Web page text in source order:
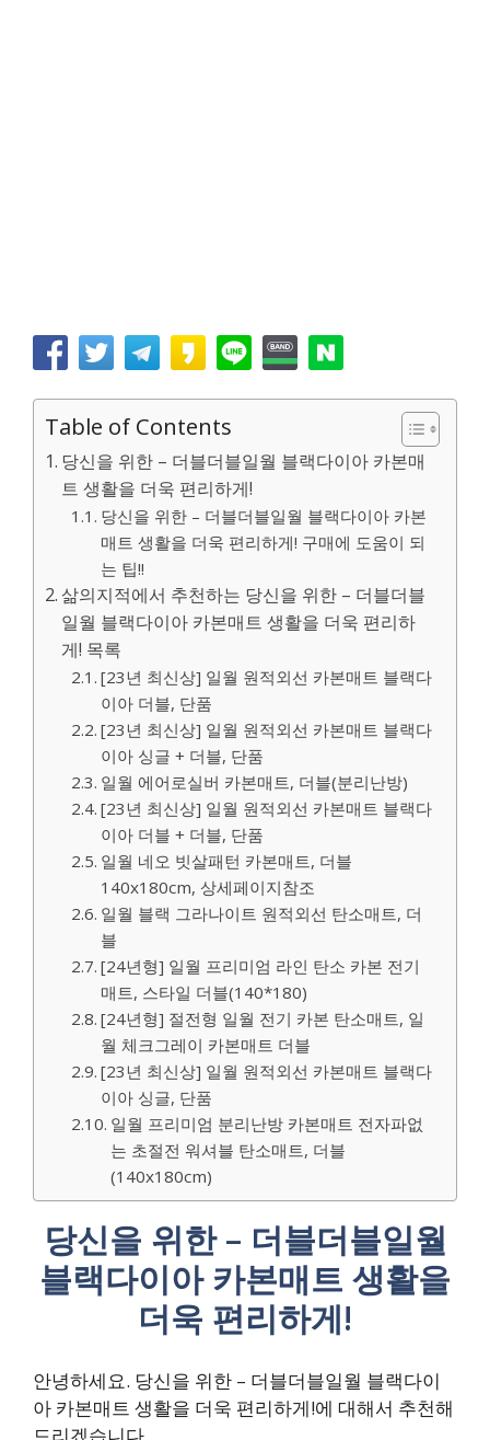
Table of Contents
당신을 위한 – 더블더블일월 블랙다이아 카본매
트 생활을 더욱 편리하게!
당신을 위한 – 더블더블일월 블랙다이아 카본
매트 생활을 더욱 편리하게! 구매에 도움이 되
는 팁!!
삶의지적에서 추천하는 당신을 위한 – 더블더블
일월 블랙다이아 카본매트 생활을 더욱 편리하
게! 목록
[23년 최신상] 일월 원적외선 카본매트 블랙다
이아 더블, 단품
[23년 최신상] 일월 원적외선 카본매트 블랙다
이아 싱글 + 더블, 단품
일월 에어로실버 카본매트, 더블(분리난방)
[23년 최신상] 일월 원적외선 카본매트 블랙다
이아 더블 + 더블, 단품
일월 네오 빗살패턴 카본매트, 더블
140x180cm, 상세페이지참조
일월 블랙 그라나이트 원적외선 탄소매트, 더
블
[24년형] 일월 프리미엄 라인 탄소 카본 전기
매트, 스타일 더블(140*180)
[24년형] 절전형 일월 전기 카본 탄소매트, 일
월 체크그레이 카본매트 더블
[23년 최신상] 일월 원적외선 카본매트 블랙다
이아 싱글, 단품
일월 프리미엄 분리난방 카본매트 전자파없
는 초절전 워셔블 탄소매트, 더블
(140x180cm)
당신을 위한 – 더블더블일월
블랙다이아 카본매트 생활을
더욱 편리하게!
안녕하세요. 당신을 위한 – 더블더블일월 블랙다이
아 카본매트 생활을 더욱 편리하게!에 대해서 추천해
드리겠습니다.